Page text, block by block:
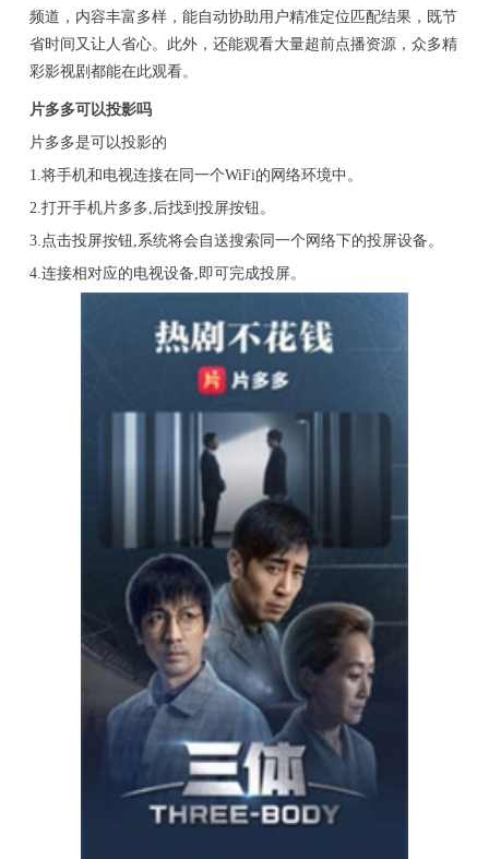
频道，内容丰富多样，能自动协助用户精准定位匹配结果，既节
省时间又让人省心。此外，还能观看大量超前点播资源，众多精
彩影视剧都能在此观看。
片多多可以投影吗
片多多是可以投影的
1.将手机和电视连接在同一个WiFi的网络环境中。
2.打开手机片多多,后找到投屏按钮。
3.点击投屏按钮,系统将会自送搜索同一个网络下的投屏设备。
4.连接相对应的电视设备,即可完成投屏。